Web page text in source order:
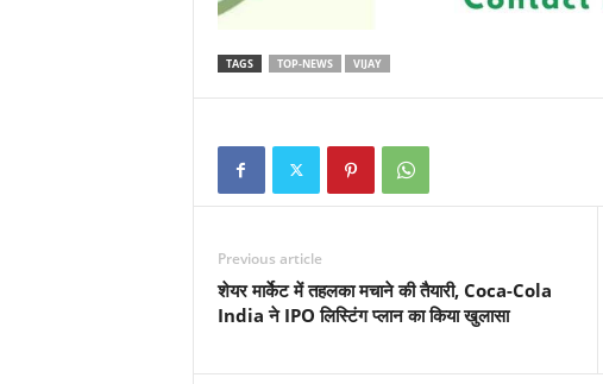
TAGS TOP-NEWS VIJAY
Previous article
शेयर मार्केट में तहलका मचाने की तैयारी, Coca-Cola
India ने IPO लिस्टिंग प्लान का किया खुलासा